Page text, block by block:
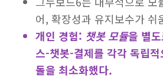
어, 확장성과 유지보수가 쉬
개인 경험: 챗봇 모듈을 별
스-챗봇-결제를 각각 독립
돌을 최소화했다.